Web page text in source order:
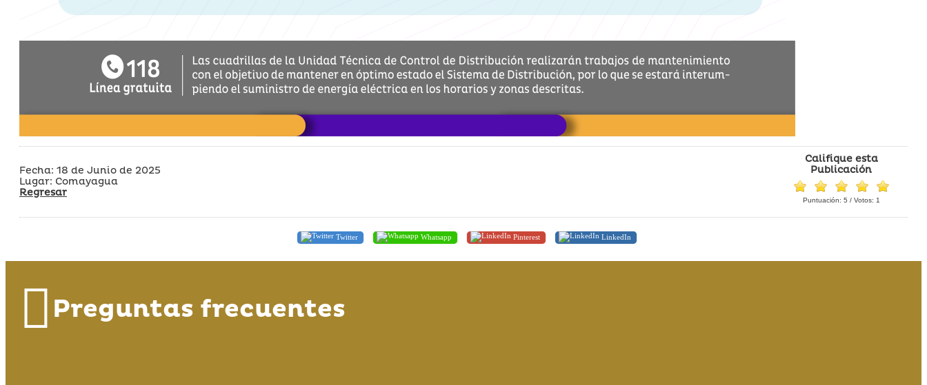
Fecha: 18 de Junio de 2025
Lugar: Comayagua
Regresar
Califique esta
Publicación
Puntuación: 5 / Votos: 1
Twitter Whatsapp Pinterest LinkedIn
Preguntas frecuentes